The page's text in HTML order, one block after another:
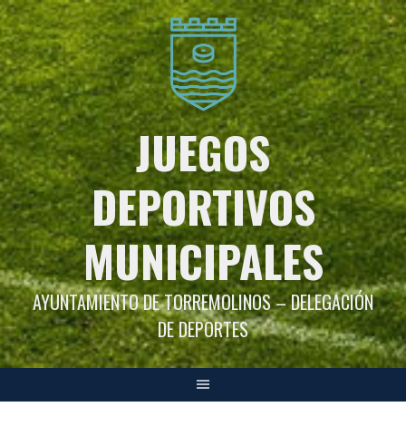
Saltar
al
contenido
JUEGOS
DEPORTIVOS
MUNICIPALES
AYUNTAMIENTO DE TORREMOLINOS – DELEGACIÓN
DE DEPORTES